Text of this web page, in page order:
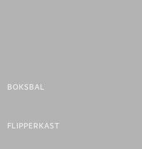
BOKSBAL
FLIPPERKAST